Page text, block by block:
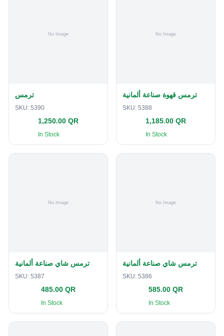
ترمس
SKU: 5390
1,250.00 QR
In Stock
ترمس قهوة صناعة ألمانية
SKU: 5388
1,185.00 QR
In Stock
ترمس شاي صناعة ألمانية
SKU: 5387
485.00 QR
In Stock
ترمس شاي صناعة ألمانية
SKU: 5386
585.00 QR
In Stock